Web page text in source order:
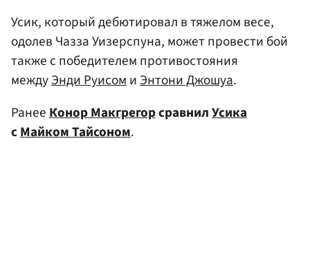
Усик, который дебютировал в тяжелом весе,
одолев Чазза Уизерспуна, может провести бой
также с победителем противостояния
междуЭнди РуисомиЭнтони Джошуа.
РанееКонор МакгрегорсравнилУсика
сМайком Тайсоном.